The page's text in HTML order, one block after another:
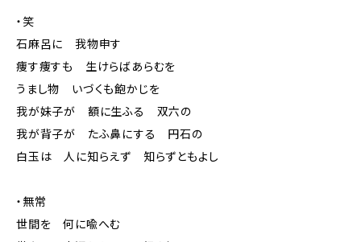
・笑
石麻呂に 我物申す
痩す痩すも 生けらばあらむを
うまし物 いづくも飽かじを
我が妹子が 額に生ふる 双六の
我が背子が たふ鼻にする 円石の
白玉は 人に知らえず 知らずともよし
・無常
世間を 何に喩へむ